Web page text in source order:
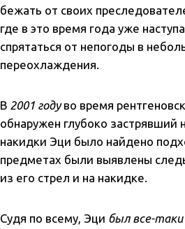
бежать от своих
где в это время года уже
спрятаться от непогоды в
переохлаждения.
В 2001 годуво время
обнаружен глубоко
накидки Эци было найдено
предметах были выявлены
из его стрел и на накидке.
Судя по всему, Эци был все-